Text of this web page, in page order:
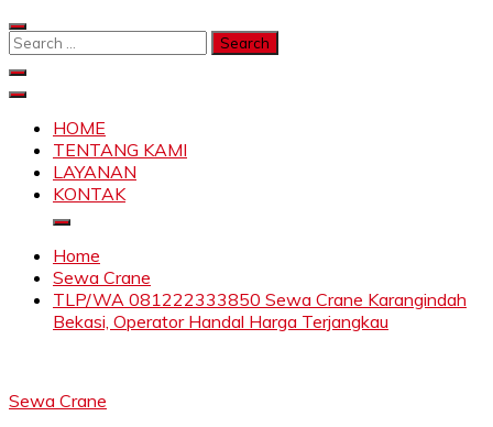
Skip
to
Search
SKYLIFTHOME
TENTANG KAMI
LAYANAN
KONTAK
Home
Sewa Crane
TLP/WA 081222333850 Sewa Crane Karangindah
Bekasi, Operator Handal Harga Terjangkau
Sewa Crane